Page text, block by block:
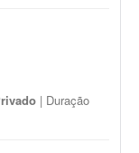
| Duração